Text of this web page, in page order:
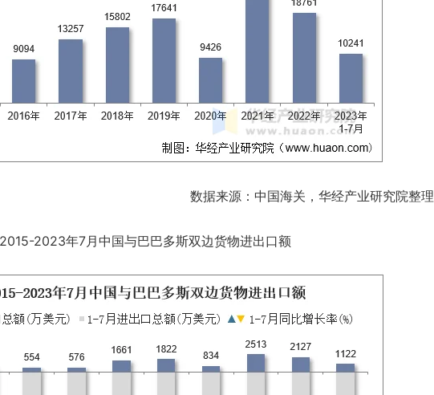
数据来源：中国海关，华经产业研究院整理
2015-2023年7月中国与巴巴多斯双边货物进出口额